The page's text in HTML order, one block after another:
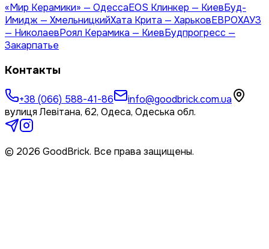
«Мир Керамики» — ОдессаEOS Клинкер — КиевБуд-
Имидж — ХмельницкийХата Крита — ХарьковЕВРОХАУЗ
— НиколаевРоял Керамика — КиевБудпрогресс —
Закарпатье
Контакты
+38 (066) 588-41-86
info@goodbrick.com.ua
вулиця Левітана, 62, Одеса, Одеська обл.
© 2026 GoodBrick. Все права защищены.